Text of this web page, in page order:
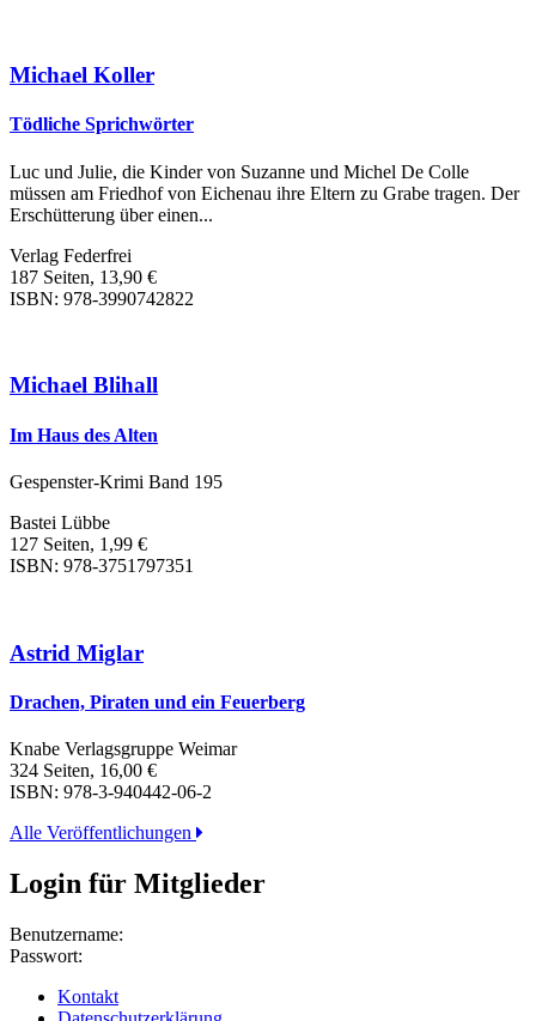
Michael Koller
Tödliche Sprichwörter
Luc und Julie, die Kinder von Suzanne und Michel De Colle
müssen am Friedhof von Eichenau ihre Eltern zu Grabe tragen. Der
Erschütterung über einen...
Verlag Federfrei
187 Seiten, 13,90 €
ISBN: 978-3990742822
Michael Blihall
Im Haus des Alten
Gespenster-Krimi Band 195
Bastei Lübbe
127 Seiten, 1,99 €
ISBN: 978-3751797351
Astrid Miglar
Drachen, Piraten und ein Feuerberg
Knabe Verlagsgruppe Weimar
324 Seiten, 16,00 €
ISBN: 978-3-940442-06-2
Alle Veröffentlichungen
Login für Mitglieder
Benutzername:
Passwort:
Kontakt